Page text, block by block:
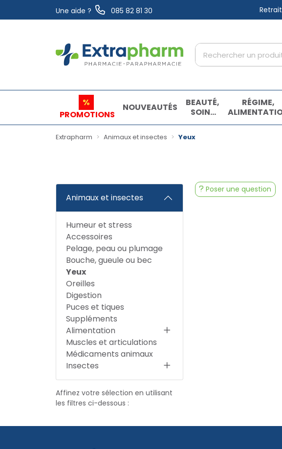
Une aide ? 085 82 81 30
Extrapharm Votre pharmacie en ligne à votre service
%
PROMOTIONS
NOUVEAUTÉS
BEAUTÉ,
SOINS
ET
RÉGIME,
&
Extrapharm Animaux et insectes Yeux
Poser une question
Animaux et insectes
Humeur et stress
Accessoires
Pelage, peau ou plumage
Bouche, gueule ou bec
Yeux
Oreilles
Digestion
Puces et tiques
Suppléments
Alimentation
Muscles et articulations
Médicaments animaux
Insectes
Affinez votre sélection en utilisant
les filtres ci-dessous :